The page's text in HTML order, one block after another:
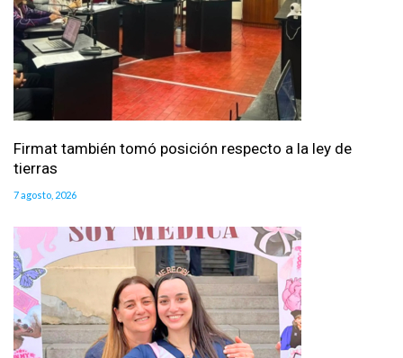
Firmat también tomó posición respecto a la ley de
tierras
7 agosto, 2026